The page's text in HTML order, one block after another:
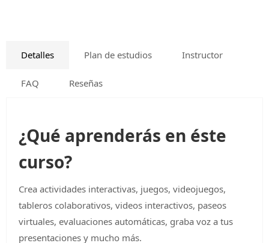
Detalles Plan de estudios Instructor
FAQ Reseñas
¿Qué aprenderás en éste
curso?
Crea actividades interactivas, juegos, videojuegos,
tableros colaborativos, videos interactivos, paseos
virtuales, evaluaciones automáticas, graba voz a tus
presentaciones y mucho más.